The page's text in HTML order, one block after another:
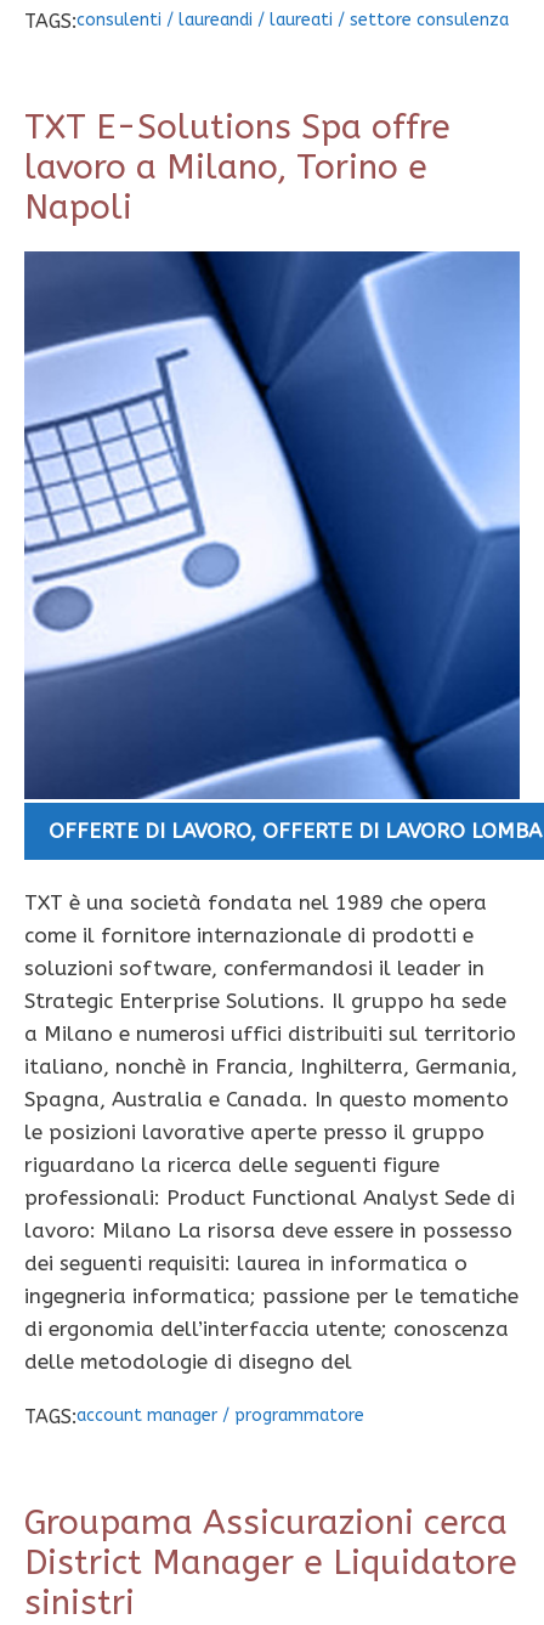
TAGS:consulenti / laureandi / laureati / settore consulenza
TXT E-Solutions Spa offre
lavoro a Milano, Torino e
Napoli
OFFERTE DI LAVORO, OFFERTE DI LAVORO
TXT è una società fondata nel 1989 che opera
come il fornitore internazionale di prodotti e
soluzioni software, confermandosi il leader in
Strategic Enterprise Solutions. Il gruppo ha sede
a Milano e numerosi uffici distribuiti sul territorio
italiano, nonchè in Francia, Inghilterra, Germania,
Spagna, Australia e Canada. In questo momento
le posizioni lavorative aperte presso il gruppo
riguardano la ricerca delle seguenti figure
professionali: Product Functional Analyst Sede di
lavoro: Milano La risorsa deve essere in possesso
dei seguenti requisiti: laurea in informatica o
ingegneria informatica; passione per le tematiche
di ergonomia dell’interfaccia utente; conoscenza
delle metodologie di disegno del
TAGS:account manager / programmatore
Groupama Assicurazioni cerca
District Manager e Liquidatore
sinistri